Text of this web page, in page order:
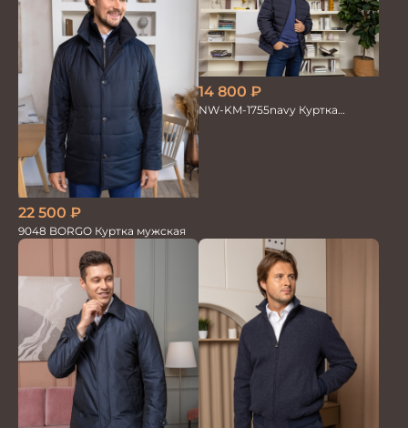
22 500 ₽
9048 BORGO Куртка мужская
14 800 ₽
NW-KM-1755navy Куртка